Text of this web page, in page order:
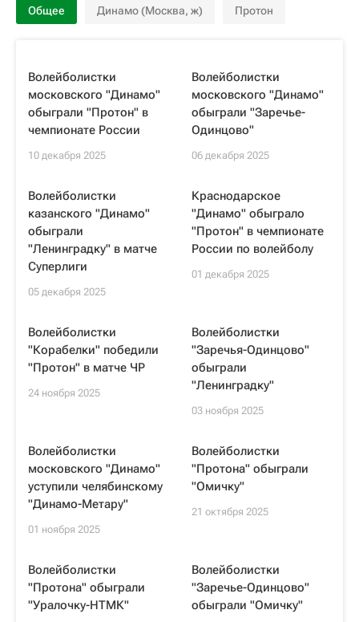
Общее Динамо (Москва, ж) Протон
Волейболистки
московского "Динамо"
обыграли "Протон" в
чемпионате России
10 декабря 2025
Волейболистки
московского "Динамо"
обыграли "Заречье-
Одинцово"
06 декабря 2025
Волейболистки
казанского "Динамо"
обыграли
"Ленинградку" в матче
Суперлиги
05 декабря 2025
Краснодарское
"Динамо" обыграло
"Протон" в чемпионате
России по волейболу
01 декабря 2025
Волейболистки
"Корабелки" победили
"Протон" в матче ЧР
24 ноября 2025
Волейболистки
"Заречья-Одинцово"
обыграли
"Ленинградку"
03 ноября 2025
Волейболистки
московского "Динамо"
уступили челябинскому
"Динамо-Метару"
01 ноября 2025
Волейболистки
"Протона" обыграли
"Омичку"
21 октября 2025
Волейболистки
"Протона" обыграли
"Уралочку-НТМК"
Волейболистки
"Заречье-Одинцово"
обыграли "Омичку"